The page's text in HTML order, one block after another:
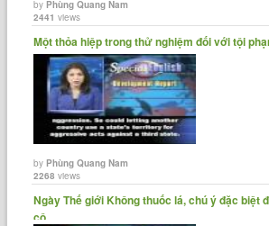
byPhùng Quang Nam
2441 views
Một thỏa hiệp trong thử nghiệm đối với tội
byPhùng Quang Nam
2268 views
Ngày Thế giới Không thuốc lá, chú ý đặc biệt
cô......